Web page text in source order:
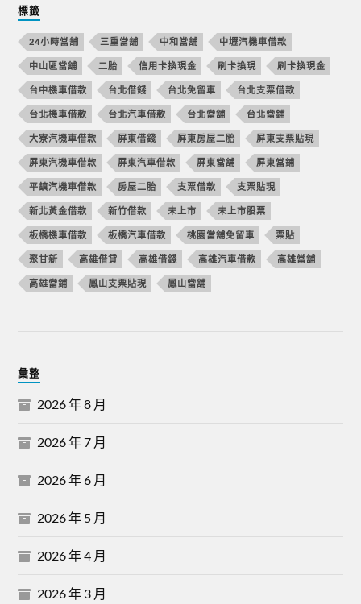
標籤
24小時當舖 三重當舖 中和當舖 中壢汽機車借款
中山區當舖 二胎 信用卡換現金 刷卡換現 刷卡換現金
台中機車借款 台北借錢 台北免留車 台北支票借款
台北機車借款 台北汽車借款 台北當舖 台北當鋪
大寮汽機車借款 屏東借錢 屏東房屋二胎 屏東支票貼現
屏東汽機車借款 屏東汽車借款 屏東當舖 屏東當鋪
平鎮汽機車借款 房屋二胎 支票借款 支票貼現
新北黃金借款 新竹借款 未上市 未上市股票
板橋機車借款 板橋汽車借款 桃園當舖免留車 票貼
聚甘新 高雄借貸 高雄借錢 高雄汽車借款 高雄當舖
高雄當鋪 鳳山支票貼現 鳳山當舖
彙整
2026 年 8 月
2026 年 7 月
2026 年 6 月
2026 年 5 月
2026 年 4 月
2026 年 3 月